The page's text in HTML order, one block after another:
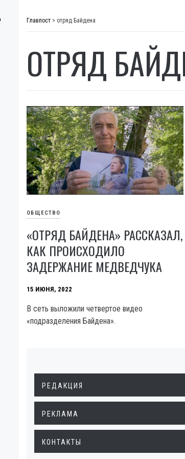
Главпост > отряд Байдена
ОТРЯД
ОБЩЕСТВО
«ОТРЯД БАЙДЕНА» РАССКАЗАЛ,
КАК ПРОИСХОДИЛО
ЗАДЕРЖАНИЕ МЕДВЕДЧУКА
15 ИЮНЯ, 2022
В сеть выложили четвертое видео
«подразделения Байдена».
РЕДАКЦИЯ
РЕКЛАМА
КОНТАКТЫ